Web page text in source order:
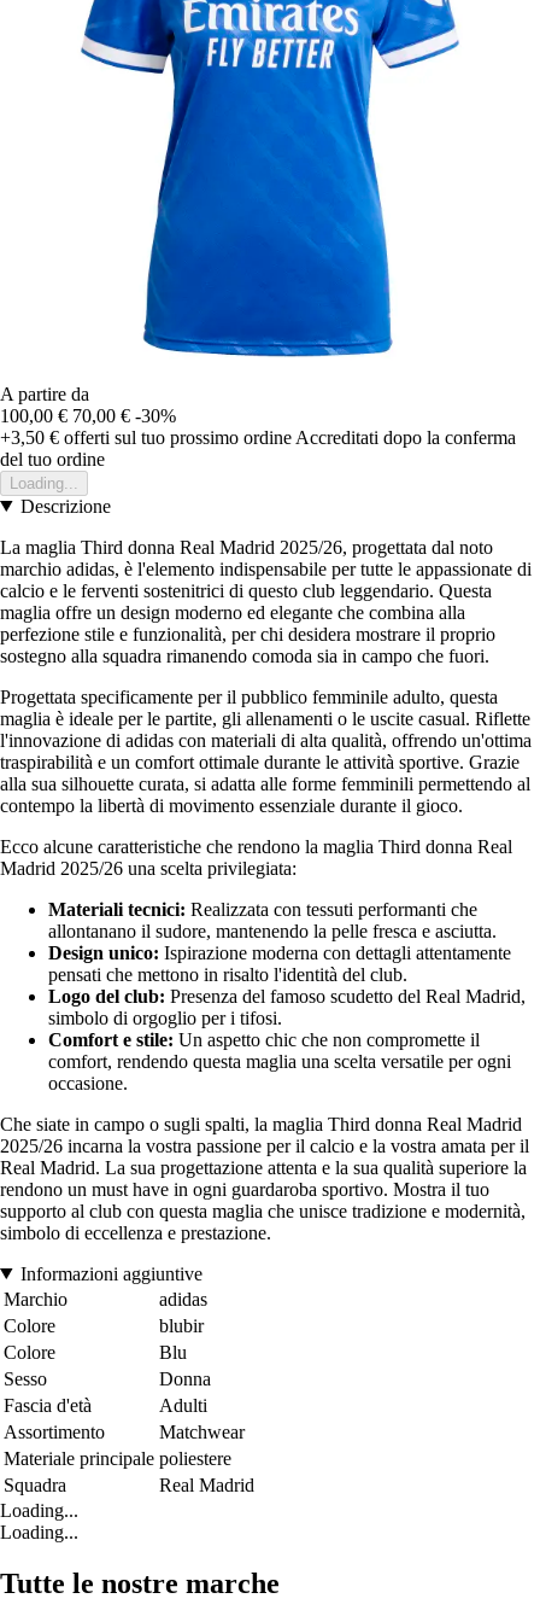
A partire da
100,00 € 70,00 € -30%
+3,50 € offerti sul tuo prossimo ordine Accreditati dopo la conferma
del tuo ordine
Loading...
Descrizione
La maglia Third donna Real Madrid 2025/26, progettata dal noto
marchio adidas, è l'elemento indispensabile per tutte le appassionate di
calcio e le ferventi sostenitrici di questo club leggendario. Questa
maglia offre un design moderno ed elegante che combina alla
perfezione stile e funzionalità, per chi desidera mostrare il proprio
sostegno alla squadra rimanendo comoda sia in campo che fuori.
Progettata specificamente per il pubblico femminile adulto, questa
maglia è ideale per le partite, gli allenamenti o le uscite casual. Riflette
l'innovazione di adidas con materiali di alta qualità, offrendo un'ottima
traspirabilità e un comfort ottimale durante le attività sportive. Grazie
alla sua silhouette curata, si adatta alle forme femminili permettendo al
contempo la libertà di movimento essenziale durante il gioco.
Ecco alcune caratteristiche che rendono la maglia Third donna Real
Madrid 2025/26 una scelta privilegiata:
Materiali tecnici: Realizzata con tessuti performanti che
allontanano il sudore, mantenendo la pelle fresca e asciutta.
Design unico: Ispirazione moderna con dettagli attentamente
pensati che mettono in risalto l'identità del club.
Logo del club: Presenza del famoso scudetto del Real Madrid,
simbolo di orgoglio per i tifosi.
Comfort e stile: Un aspetto chic che non compromette il
comfort, rendendo questa maglia una scelta versatile per ogni
occasione.
Che siate in campo o sugli spalti, la maglia Third donna Real Madrid
2025/26 incarna la vostra passione per il calcio e la vostra amata per il
Real Madrid. La sua progettazione attenta e la sua qualità superiore la
rendono un must have in ogni guardaroba sportivo. Mostra il tuo
supporto al club con questa maglia che unisce tradizione e modernità,
simbolo di eccellenza e prestazione.
Informazioni aggiuntive
Marchio
adidas
Colore
blubir
Colore
Blu
Sesso
Donna
Fascia d'età
Adulti
Assortimento
Matchwear
Materiale principale poliestere
Squadra
Real Madrid
Loading...
Loading...
Tutte le nostre marche